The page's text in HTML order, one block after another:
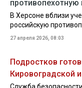
противопехотную
В Херсоне вблизи
российскую
27 апреля 2026, 08:03
Подростков
Кировоградской